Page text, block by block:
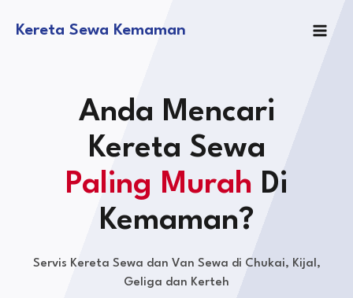
Kereta Sewa Kemaman
Anda Mencari
Kereta Sewa
Paling Murah Di
Kemaman?
Servis Kereta Sewa dan Van Sewa di Chukai, Kijal,
Geliga dan Kerteh